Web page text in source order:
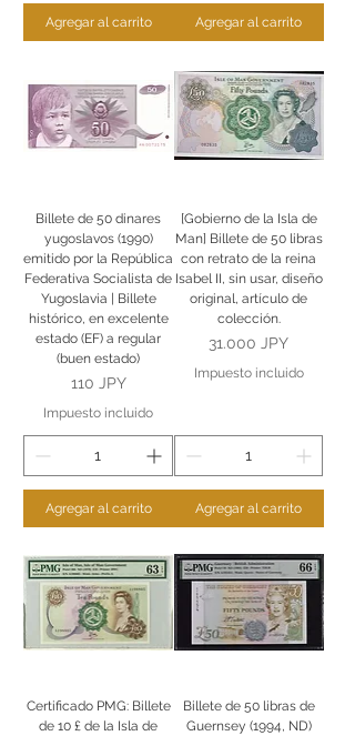
Agregar al carrito Agregar al carrito
Billete de 50 dinares
yugoslavos (1990)
emitido por la República
Federativa Socialista de
Yugoslavia | Billete
histórico, en excelente
estado (EF) a regular
(buen estado)
Precio
110 JPY
Impuesto incluido
Agregar al carrito
[Gobierno de la Isla de
Man] Billete de 50 libras
con retrato de la reina
Isabel II, sin usar, diseño
original, artículo de
colección.
Precio
31.000 JPY
Impuesto incluido
Agregar al carrito
Certificado PMG: Billete
de 10 £ de la Isla de
Billete de 50 libras de
Guernsey (1994, ND)